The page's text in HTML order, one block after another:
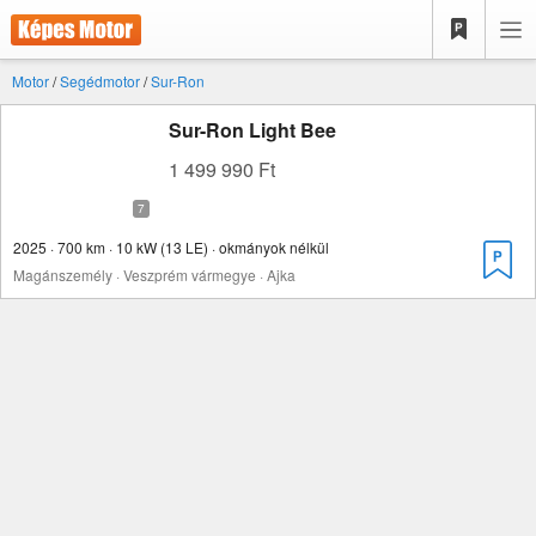
Motor/Segédmotor/Sur-Ron
Sur-Ron Light Bee
1 499 990 Ft
2025 · 700 km · 10 kW (13 LE) · okmányok nélkül
Magánszemély · Veszprém vármegye · Ajka